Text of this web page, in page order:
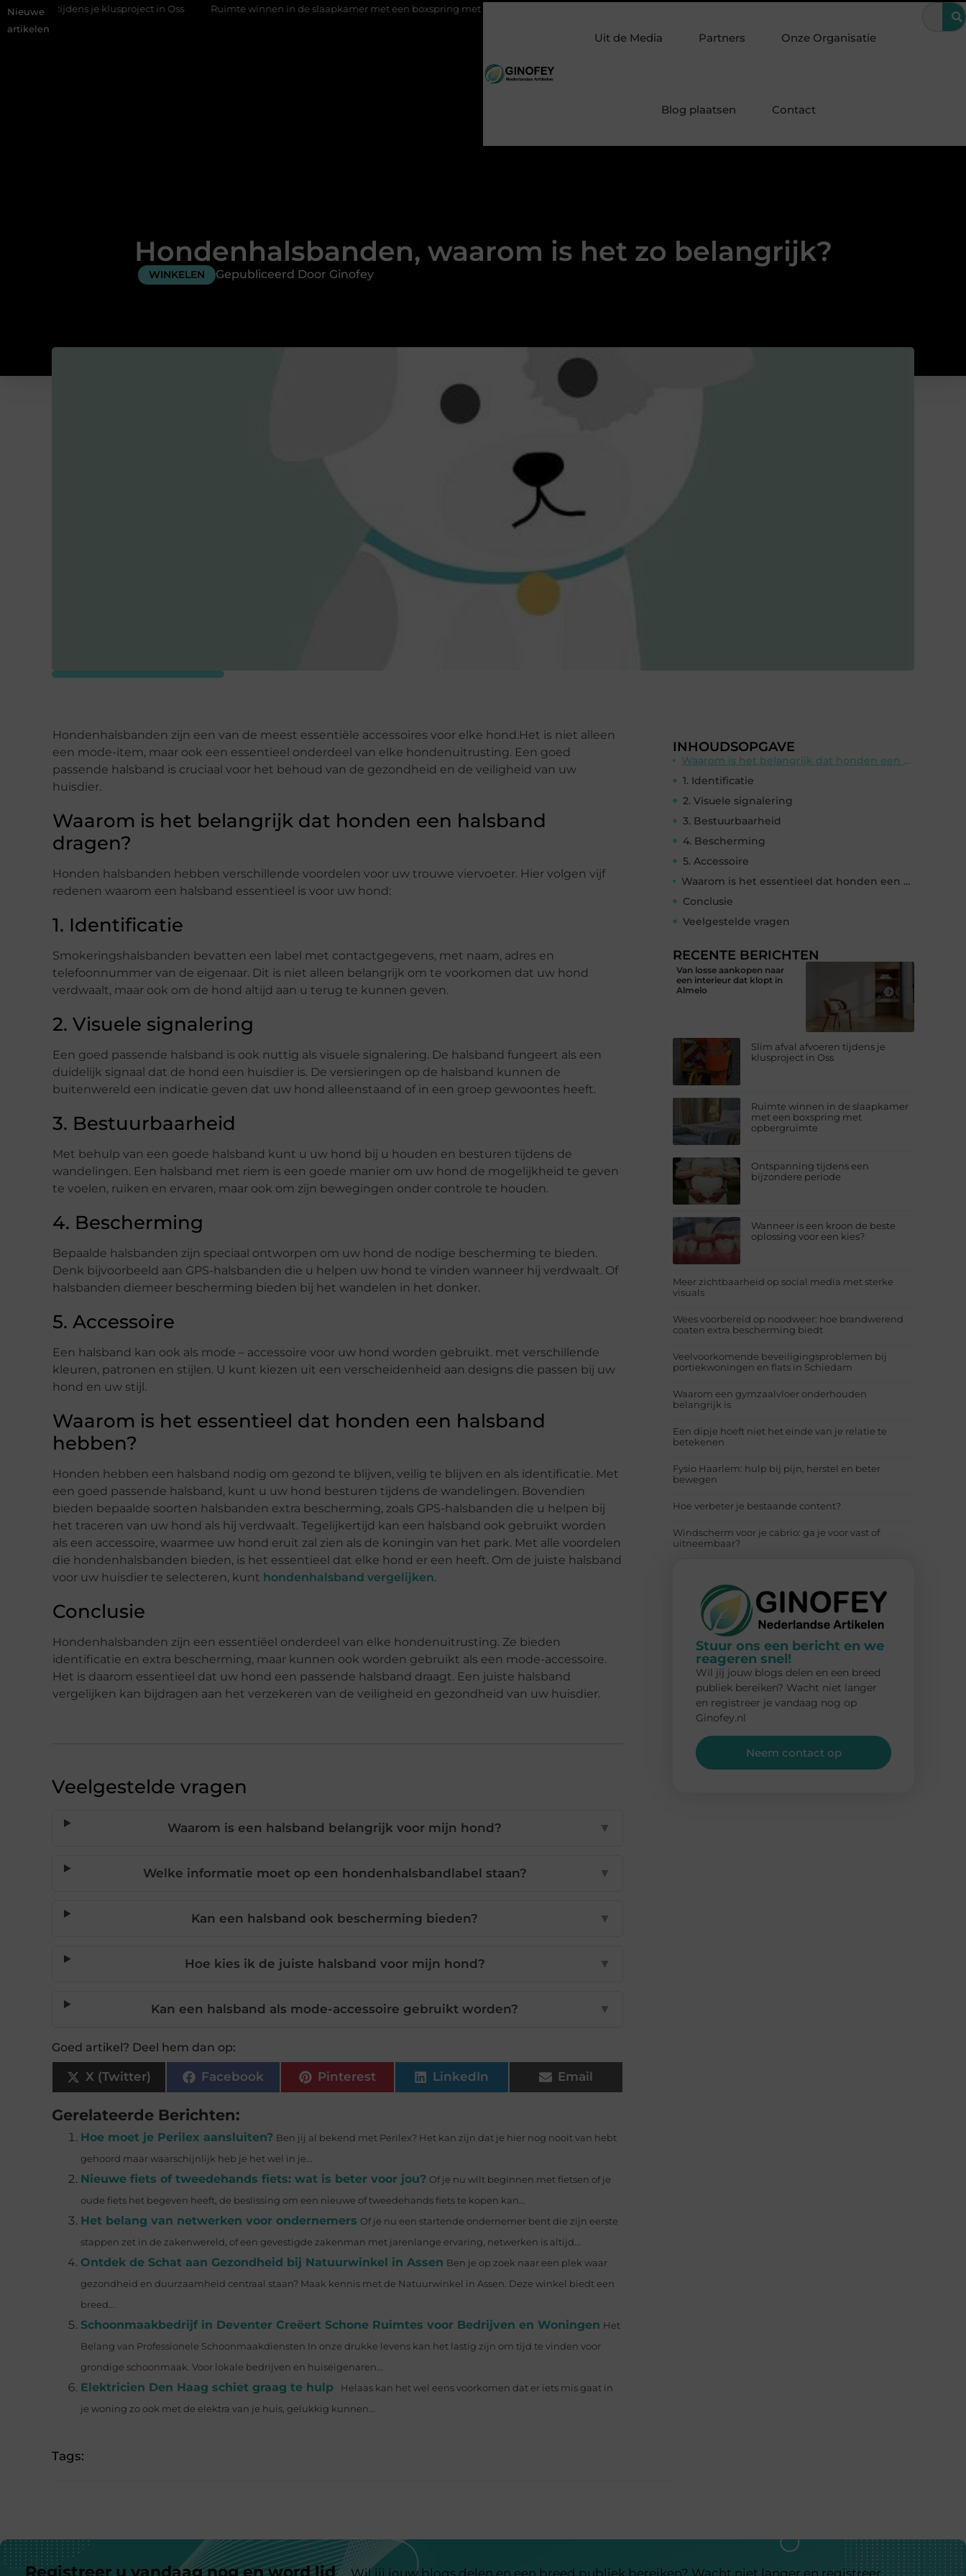
Nieuwe
artikelen
je klusproject in Oss Ruimte winnen in de slaapkamer met een boxspring met opbergruimte Wanneer is een kroon de beste oplossing voor
Uit de Media Partners Onze Organisatie
Blog plaatsen Contact
Hondenhalsbanden, waarom is het zo belangrijk?
WINKELEN Gepubliceerd Door Ginofey
Hondenhalsbanden zijn een van de meest essentiële accessoires voor elke hond.Het is niet alleen
een mode-item, maar ook een essentieel onderdeel van elke hondenuitrusting. Een goed
passende halsband is cruciaal voor het behoud van de gezondheid en de veiligheid van uw
huisdier.
Waarom is het belangrijk dat honden een halsband
dragen?
Honden halsbanden hebben verschillende voordelen voor uw trouwe viervoeter. Hier volgen vijf
redenen waarom een halsband essentieel is voor uw hond:
1. Identificatie
Smokeringshalsbanden bevatten een label met contactgegevens, met naam, adres en
telefoonnummer van de eigenaar. Dit is niet alleen belangrijk om te voorkomen dat uw hond
verdwaalt, maar ook om de hond altijd aan u terug te kunnen geven.
2. Visuele signalering
Een goed passende halsband is ook nuttig als visuele signalering. De halsband fungeert als een
duidelijk signaal dat de hond een huisdier is. De versieringen op de halsband kunnen de
buitenwereld een indicatie geven dat uw hond alleenstaand of in een groep gewoontes heeft.
3. Bestuurbaarheid
Met behulp van een goede halsband kunt u uw hond bij u houden en besturen tijdens de
wandelingen. Een halsband met riem is een goede manier om uw hond de mogelijkheid te geven
te voelen, ruiken en ervaren, maar ook om zijn bewegingen onder controle te houden.
4. Bescherming
Bepaalde halsbanden zijn speciaal ontworpen om uw hond de nodige bescherming te bieden.
Denk bijvoorbeeld aan GPS-halsbanden die u helpen uw hond te vinden wanneer hij verdwaalt. Of
halsbanden diemeer bescherming bieden bij het wandelen in het donker.
5. Accessoire
Een halsband kan ook als mode – accessoire voor uw hond worden gebruikt. met verschillende
kleuren, patronen en stijlen. U kunt kiezen uit een verscheidenheid aan designs die passen bij uw
hond en uw stijl.
Waarom is het essentieel dat honden een halsband
hebben?
Honden hebben een halsband nodig om gezond te blijven, veilig te blijven en als identificatie. Met
een goed passende halsband, kunt u uw hond besturen tijdens de wandelingen. Bovendien
bieden bepaalde soorten halsbanden extra bescherming, zoals GPS-halsbanden die u helpen bij
het traceren van uw hond als hij verdwaalt. Tegelijkertijd kan een halsband ook gebruikt worden
als een accessoire, waarmee uw hond eruit zal zien als de koningin van het park. Met alle voordelen
die hondenhalsbanden bieden, is het essentieel dat elke hond er een heeft. Om de juiste halsband
voor uw huisdier te selecteren, kunt hondenhalsband vergelijken.
Conclusie
Hondenhalsbanden zijn een essentiëel onderdeel van elke hondenuitrusting. Ze bieden
identificatie en extra bescherming, maar kunnen ook worden gebruikt als een mode-accessoire.
Het is daarom essentieel dat uw hond een passende halsband draagt. Een juiste halsband
vergelijken kan bijdragen aan het verzekeren van de veiligheid en gezondheid van uw huisdier.
Veelgestelde vragen
Waarom is een halsband belangrijk voor mijn hond? ▼
Welke informatie moet op een hondenhalsbandlabel staan? ▼
Kan een halsband ook bescherming bieden? ▼
Hoe kies ik de juiste halsband voor mijn hond? ▼
Kan een halsband als mode-accessoire gebruikt worden? ▼
Goed artikel? Deel hem dan op:
X (Twitter) Facebook Pinterest LinkedIn Email
Gerelateerde Berichten:
Hoe moet je Perilex aansluiten? Ben jij al bekend met Perilex? Het kan zijn dat je hier nog nooit van hebt
gehoord maar waarschijnlijk heb je het wel in je...
Nieuwe fiets of tweedehands fiets: wat is beter voor jou? Of je nu wilt beginnen met fietsen of je
oude fiets het begeven heeft, de beslissing om een nieuwe of tweedehands fiets te kopen kan...
Het belang van netwerken voor ondernemers Of je nu een startende ondernemer bent die zijn eerste
stappen zet in de zakenwereld, of een gevestigde zakenman met jarenlange ervaring, netwerken is altijd...
Ontdek de Schat aan Gezondheid bij Natuurwinkel in Assen Ben je op zoek naar een plek waar
gezondheid en duurzaamheid centraal staan? Maak kennis met de Natuurwinkel in Assen. Deze winkel biedt een
breed...
Schoonmaakbedrijf in Deventer Creëert Schone Ruimtes voor Bedrijven en Woningen Het
Belang van Professionele Schoonmaakdiensten In onze drukke levens kan het lastig zijn om tijd te vinden voor
grondige schoonmaak. Voor lokale bedrijven en huiseigenaren...
Elektricien Den Haag schiet graag te hulp
Helaas kan het wel eens voorkomen dat er iets mis gaat in
je woning zo ook met de elektra van je huis, gelukkig kunnen...
Tags:
INHOUDSOPGAVE
Waarom is het belangrijk dat honden een halsband dragen?
1. Identificatie
2. Visuele signalering
3. Bestuurbaarheid
4. Bescherming
5. Accessoire
Waarom is het essentieel dat honden een halsband hebben?
Conclusie
Veelgestelde vragen
RECENTE BERICHTEN
Van losse aankopen naar
een interieur dat klopt in
Almelo
Slim afval afvoeren tijdens je
klusproject in Oss
Ruimte winnen in de slaapkamer
met een boxspring met
opbergruimte
Ontspanning tijdens een
bijzondere periode
Wanneer is een kroon de beste
oplossing voor een kies?
Meer zichtbaarheid op social media met sterke
visuals
Wees voorbereid op noodweer: hoe brandwerend
coaten extra bescherming biedt
Veelvoorkomende beveiligingsproblemen bij
portiekwoningen en flats in Schiedam
Waarom een gymzaalvloer onderhouden
belangrijk is
Een dipje hoeft niet het einde van je relatie te
betekenen
Fysio Haarlem: hulp bij pijn, herstel en beter
bewegen
Hoe verbeter je bestaande content?
Windscherm voor je cabrio: ga je voor vast of
uitneembaar?
Stuur ons een bericht en we
reageren snel!
Wil jij jouw blogs delen en een breed
publiek bereiken? Wacht niet langer
en registreer je vandaag nog op
Ginofey.nl
Neem contact op
Registreer u vandaag nog en word lid Wil jij jouw blogs delen en een breed publiek bereiken? Wacht niet langer en registreer